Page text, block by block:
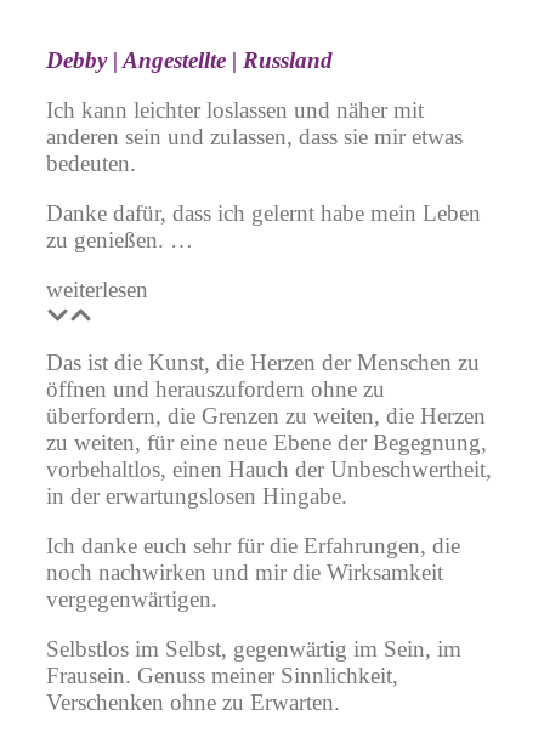
Debby | Angestellte | Russland
Ich kann leichter loslassen und näher mit
anderen sein und zulassen, dass sie mir etwas
bedeuten.
Danke dafür, dass ich gelernt habe mein Leben
zu genießen. …
weiterlesen
Das ist die Kunst, die Herzen der Menschen zu
öffnen und herauszufordern ohne zu
überfordern, die Grenzen zu weiten, die Herzen
zu weiten, für eine neue Ebene der Begegnung,
vorbehaltlos, einen Hauch der Unbeschwertheit,
in der erwartungslosen Hingabe.
Ich danke euch sehr für die Erfahrungen, die
noch nachwirken und mir die Wirksamkeit
vergegenwärtigen.
Selbstlos im Selbst, gegenwärtig im Sein, im
Frausein. Genuss meiner Sinnlichkeit,
Verschenken ohne zu Erwarten.